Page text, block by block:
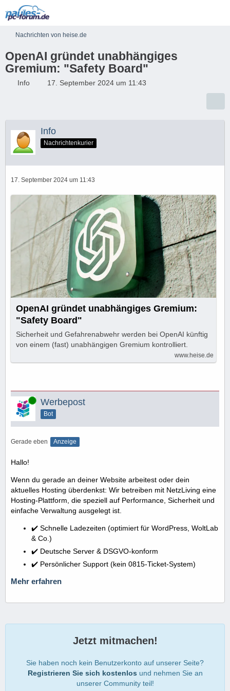
Nachrichten von heise.de
OpenAI gründet unabhängiges
Gremium: "Safety Board"
Info 17. September 2024 um 11:43
Info
Nachrichtenkurier
17. September 2024 um 11:43
OpenAI gründet unabhängiges Gremium:
"Safety Board"
Sicherheit und Gefahrenabwehr werden bei OpenAI künftig
von einem (fast) unabhängigen Gremium kontrolliert.
www.heise.de
Online Werbepost
Bot
Gerade eben Anzeige
Hallo!
Wenn du gerade an deiner Website arbeitest oder dein
aktuelles Hosting überdenkst: Wir betreiben mit NetzLiving eine
Hosting-Plattform, die speziell auf Performance, Sicherheit und
einfache Verwaltung ausgelegt ist.
✔️ Schnelle Ladezeiten (optimiert für WordPress, WoltLab
& Co.)
✔️ Deutsche Server & DSGVO-konform
✔️ Persönlicher Support (kein 0815-Ticket-System)
Mehr erfahren
Jetzt mitmachen!
Sie haben noch kein Benutzerkonto auf unserer Seite?
Registrieren Sie sich kostenlos und nehmen Sie an
unserer Community teil!